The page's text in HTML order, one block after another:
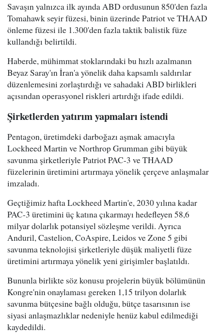
Savaşın yalnızca ilk ayında ABD ordusunun 850'den fazla
Tomahawk seyir füzesi, binin üzerinde Patriot ve THAAD
önleme füzesi ile 1.300'den fazla taktik balistik füze
kullandığı belirtildi.
Haberde, mühimmat stoklarındaki bu hızlı azalmanın
Beyaz Saray'ın İran'a yönelik daha kapsamlı saldırılar
düzenlemesini zorlaştırdığı ve sahadaki ABD birlikleri
açısından operasyonel riskleri artırdığı ifade edildi.
Şirketlerden yatırım yapmaları istendi
Pentagon, üretimdeki darboğazı aşmak amacıyla
Lockheed Martin ve Northrop Grumman gibi büyük
savunma şirketleriyle Patriot PAC-3 ve THAAD
füzelerinin üretimini artırmaya yönelik çerçeve anlaşmalar
imzaladı.
Geçtiğimiz hafta Lockheed Martin'e, 2030 yılına kadar
PAC-3 üretimini üç katına çıkarmayı hedefleyen 58,6
milyar dolarlık potansiyel sözleşme verildi. Ayrıca
Anduril, Castelion, CoAspire, Leidos ve Zone 5 gibi
savunma teknolojisi şirketleriyle düşük maliyetli füze
üretimini artırmaya yönelik yeni girişimler başlatıldı.
Bununla birlikte söz konusu projelerin büyük bölümünün
Kongre'nin onaylaması gereken 1,15 trilyon dolarlık
savunma bütçesine bağlı olduğu, bütçe tasarısının ise
siyasi anlaşmazlıklar nedeniyle henüz kabul edilmediği
kaydedildi.